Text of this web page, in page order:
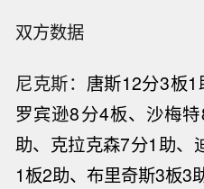
双方数据
尼克斯： 唐斯12分3板1
罗宾逊8分4板、沙梅
助、克拉克森7分1助、
1板2助、布里奇斯3板3